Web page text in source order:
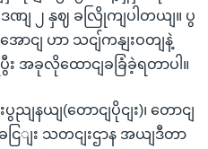
ဒဏျ ၂ နှဈ ခလြိုကျပါတယျ။ ပွ
ာငျ ဟာ သငျ်ကနျးဝတျနဲ့
း အခုလိုထောငျခခြံခဲ့ရတာပါ။
ျနယျ(တောငျပိုငျး)၊ တောငျ
ျး သတငျးဌာန အယျဒီတာ